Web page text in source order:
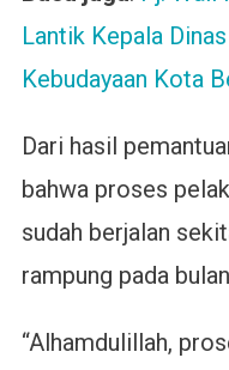
Lantik Kepala
Kebudayaan Kota
Dari hasil
bahwa proses
sudah berjalan
rampung pada
“Alhamdulillah,